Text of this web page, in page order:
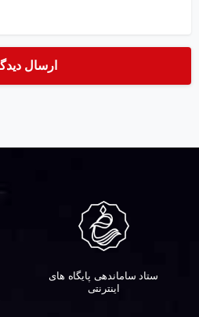
ستاد ساماندهی پایگاه های
اینترنتی